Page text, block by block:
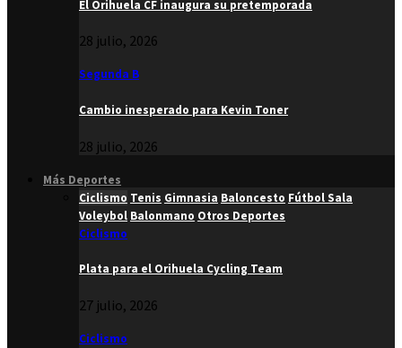
El Orihuela CF inaugura su pretemporada
28 julio, 2026
Segunda B
Cambio inesperado para Kevin Toner
28 julio, 2026
Más Deportes
Ciclismo Tenis Gimnasia Baloncesto Fútbol Sala
Voleybol Balonmano Otros Deportes
Ciclismo
Plata para el Orihuela Cycling Team
27 julio, 2026
Ciclismo